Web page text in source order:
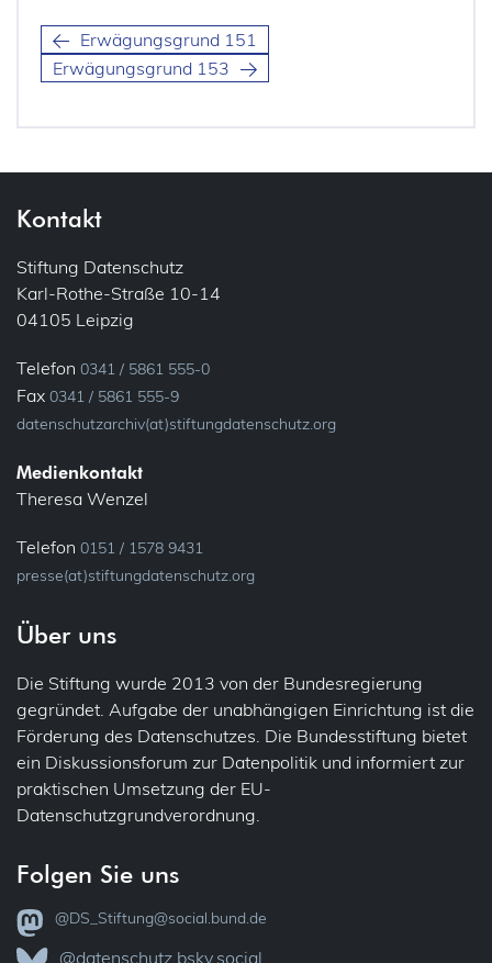
Erwägungsgrund 151
Erwägungsgrund 153
Kontakt
Stiftung Datenschutz
Karl-Rothe-Straße 10-14
04105 Leipzig
Telefon 0341 / 5861 555-0
Fax 0341 / 5861 555-9
datenschutzarchiv(at)stiftungdatenschutz.org
Medienkontakt
Theresa Wenzel
Telefon 0151 / 1578 9431
presse(at)stiftungdatenschutz.org
Über uns
Die Stiftung wurde 2013 von der Bundesregierung
gegründet. Aufgabe der unabhängigen Einrichtung ist die
Förderung des Datenschutzes. Die Bundesstiftung bietet
ein Diskussionsforum zur Datenpolitik und informiert zur
praktischen Umsetzung der EU-
Datenschutzgrundverordnung.
Folgen Sie uns
@DS_Stiftung@social.bund.de
@datenschutz.bsky.social